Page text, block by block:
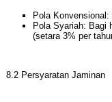
Pola
Pola Syariah: Bagi
(setara 3% per
8.2 Persyaratan Jaminan